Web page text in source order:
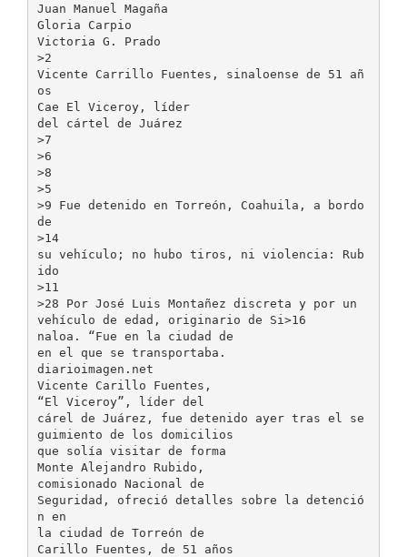
Juan Manuel Magaña
Gloria Carpio
Victoria G. Prado
>2
Vicente Carrillo Fuentes, sinaloense de 51 añ
os
Cae El Viceroy, líder
del cártel de Juárez
>7
>6
>8
>5
>9 Fue detenido en Torreón, Coahuila, a bordo
de
>14
su vehículo; no hubo tiros, ni violencia: Rub
ido
>11
>28 Por José Luis Montañez discreta y por un
vehículo de edad, originario de Si>16
naloa. “Fue en la ciudad de
en el que se transportaba.
diarioimagen.net
Vicente Carillo Fuentes,
“El Viceroy”, líder del
cárel de Juárez, fue detenido ayer tras el se
guimiento de los domicilios
que solía visitar de forma
Monte Alejandro Rubido,
comisionado Nacional de
Seguridad, ofreció detalles sobre la detenció
n en
la ciudad de Torreón de
Carillo Fuentes, de 51 años